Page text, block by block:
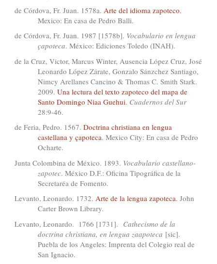
de Córdova, Fr. Juan. 1578a. Arte del idioma zapoteco.
Mexico: En casa de Pedro Balli.
de Córdova, Fr. Juan. 1987 [1578b]. Vocabulario en lengua
çapoteca. México: Ediciones Toledo (INAH).
de la Cruz, Victor, Marcus Winter, Ausencia López Cruz, José
Leonardo López Zárate, Gonzalo Sánzchez Santiago,
Nimcy Arellanes Cancino & Thomas C. Smith Stark.
2009. Una lectura del texto zapoteco del mapa de
Santo Domingo Niaa Guehui. Cuadernos del Sur
28:9-46.
de Feria, Pedro. 1567. Doctrina christiana en lengua
castellana y çapoteca. Mexico City: En casa de Pedro
Ocharte.
Junta Colombina de México. 1893. Vocabulario castellano-
zapotec. México D.F.: Oficina Tipográfica de la
Secretaréa de Fomento.
Levanto, Leonardo. 1732. Arte de la lengua zapoteca. John
Carter Brown Library.
Levanto, Leonardo. 1766 [1731]. Cathecismo de la
doctrina christiana, en lengua zaapoteca [sic].
Puebla de los Angeles: Imprenta del Colegio real de
San Ignacio.